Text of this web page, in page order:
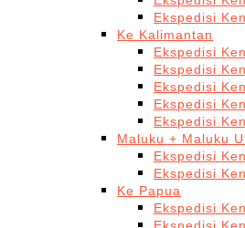
Ekspedisi
Ke Kalimantan
Ekspedisi
Ekspedisi
Ekspedisi
Ekspedisi
Ekspedisi
Maluku + Maluku
Ekspedisi
Ekspedisi
Ke Papua
Ekspedisi